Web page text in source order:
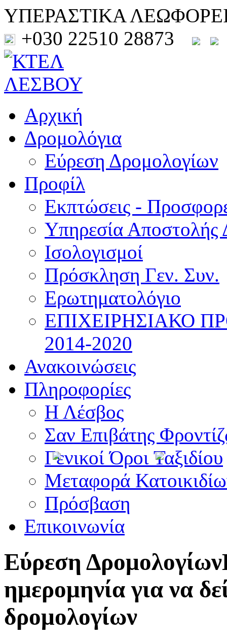
ΥΠΕΡΑΣΤΙΚΑ
+030 22510 28873
Αρχική
Δρομολόγια
Εύρεση Δρομολογίων
Προφίλ
Εκπτώσεις -
Υπηρεσία Αποστολής
Ισολογισμοί
Πρόσκληση Γεν. Συν.
Ερωτηματολόγιο
ΕΠΙΧΕΙΡΗΣΙΑΚΟ
2014-2020
Ανακοινώσεις
Πληροφορίες
Η Λέσβος
Σαν Επιβάτης
Γενικοί Όροι Ταξιδίου
Μεταφορά
Πρόσβαση
Επικοινωνία
Εύρεση Δρομολογίων
ημερομηνία για να
δρομολογίων